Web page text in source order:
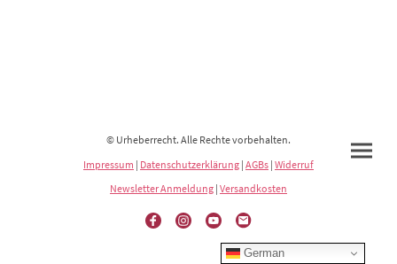
© Urheberrecht. Alle Rechte vorbehalten.
Impressum | Datenschutzerklärung | AGBs | Widerruf
Newsletter Anmeldung | Versandkosten
German